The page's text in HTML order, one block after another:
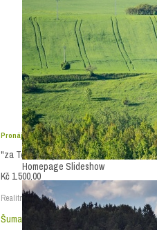
Homepage Slideshow
Zveřejněno
Pronájem řadové garáže, Sušice
"za Technoplynem"
Kč 1.500,00
Realitní kancelář
Šumava reality